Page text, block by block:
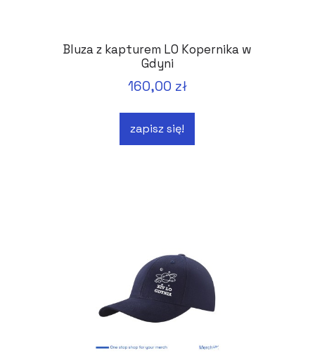
Bluza z kapturem LO Kopernika w
Gdyni
160,00 zł
zapisz się!